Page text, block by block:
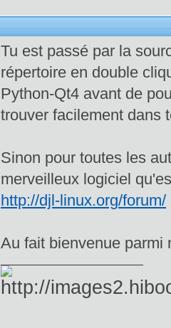
Tu est passé par la
répertoire en double
Python-Qt4 avant de
trouver facilement dans
Sinon pour toutes les
merveilleux logiciel
http://djl-linux.org/forum/
Au fait bienvenue parmi